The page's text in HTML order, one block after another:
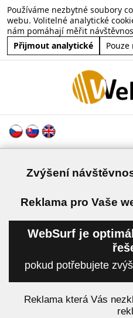
Používáme nezbytné soubory
webu. Volitelné analytické
nám pomáhají měřit
Přijmout analytické
Zvýšení
Reklama pro Vaše
WebSurf je
pokud potřebujete
Reklama která Vás